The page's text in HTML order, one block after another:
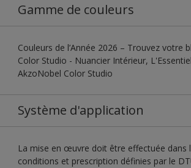
Gamme de couleurs
Couleurs de l’Année 2026 – Trouvez votre
Color Studio - Nuancier Intérieur,
AkzoNobel Color Studio
Système d'application
La mise en œuvre doit être effectuée dans
conditions et prescription définies par le